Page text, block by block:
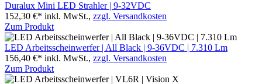
Duralux Mini LED Strahler | 9-32VDC
152,30 €* inkl. MwSt., zzgl. Versandkosten
Zum Produkt
LED Arbeitsscheinwerfer | All Black | 9-36VDC | 7.310 Lm
156,40 €* inkl. MwSt., zzgl. Versandkosten
Zum Produkt